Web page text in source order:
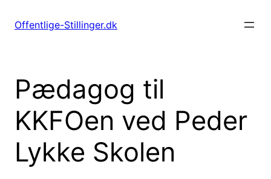
Offentlige-Stillinger.dk
Pædagog til
KKFOen ved Peder
Lykke Skolen